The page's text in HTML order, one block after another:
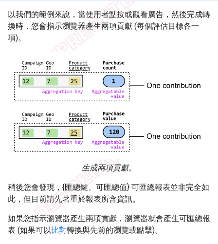
以我們的範例來說，當使用者點按或觀看廣告，然後完成轉
換時，您會指示瀏覽器產生兩項貢獻 (每個評估目標各一
項)。
生成兩項貢獻。
稍後您會發現，{匯總鍵、可匯總值} 可匯總報表並非完全如
此，但目前請先著重於報表所含資訊。
如果您指示瀏覽器產生兩項貢獻，瀏覽器就會產生可匯總報
表 (如果可以 比對轉換與先前的瀏覽或點擊)。